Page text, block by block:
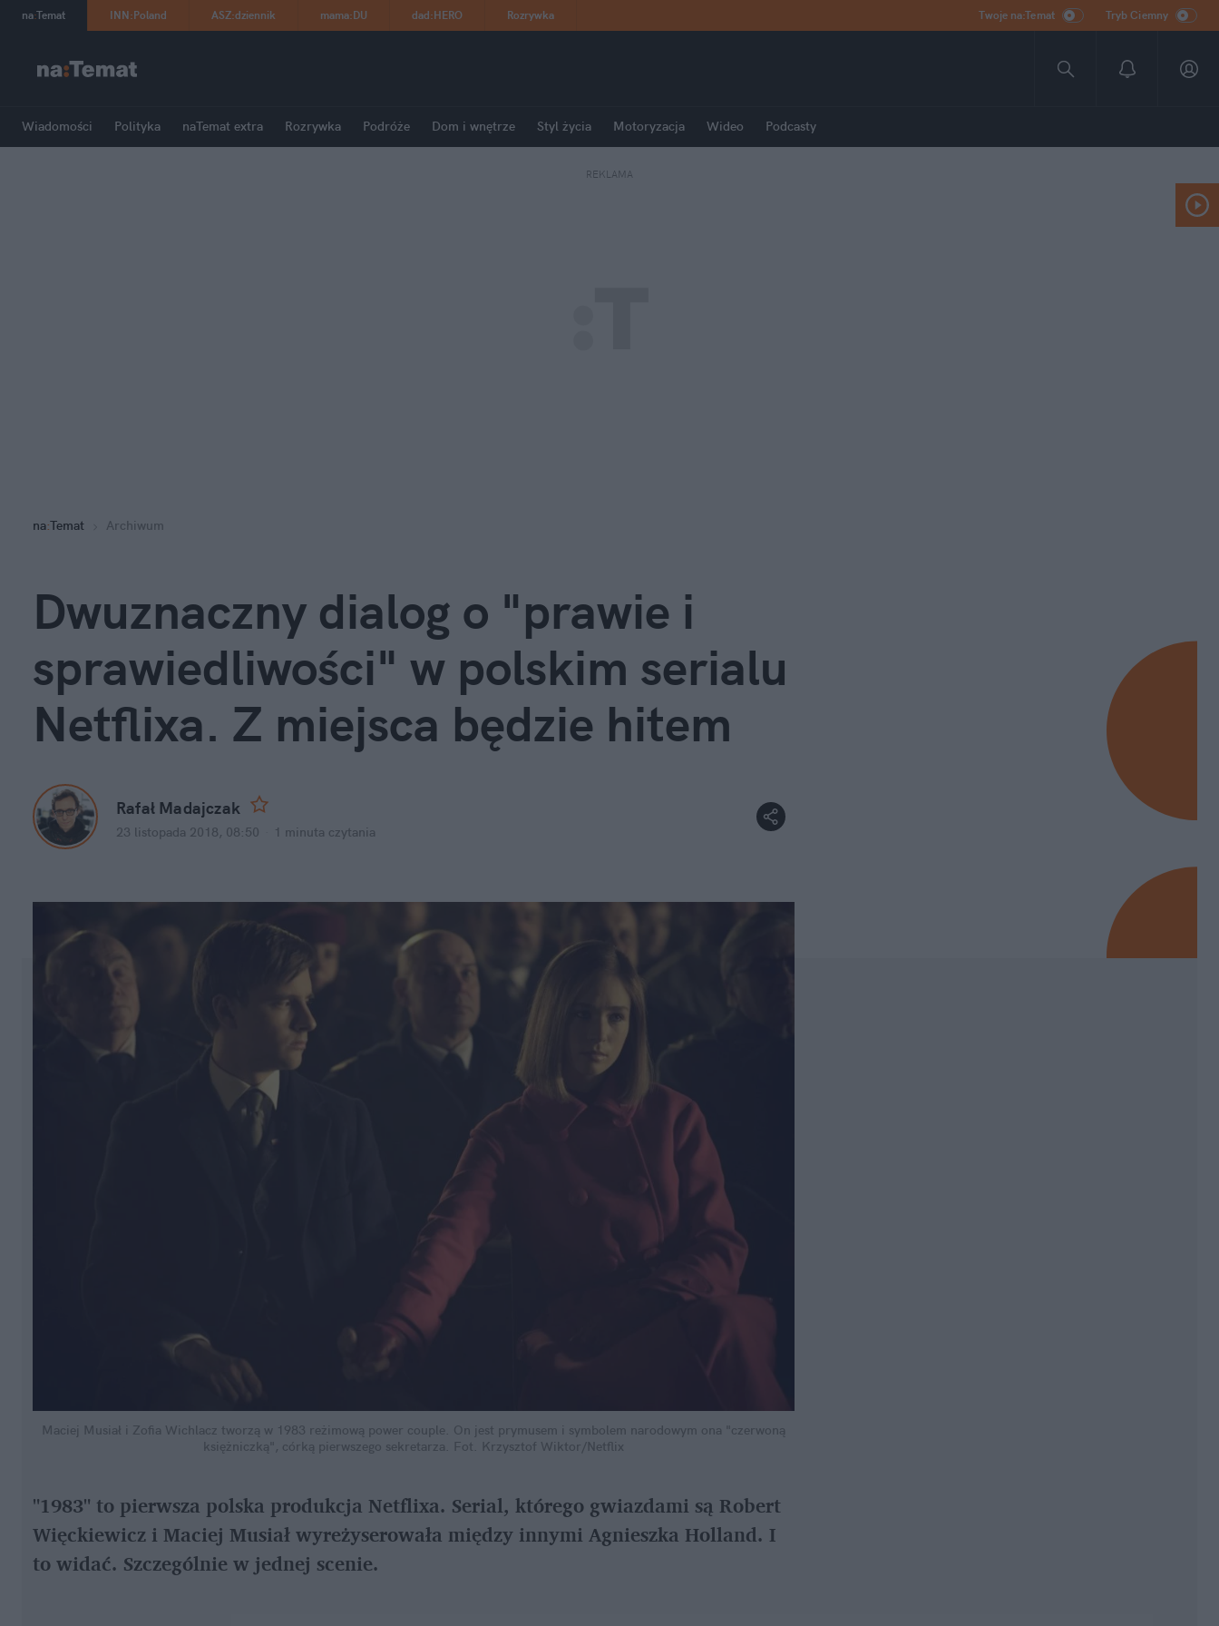
na:Temat INN:Poland ASZ:dziennik mama:DU dad:HERO Rozrywka Twoje na:Temat Tryb Ciemny
Wiadomości Polityka naTemat extra Rozrywka Podróże Dom i wnętrze Styl życia Motoryzacja Wideo Podcasty
REKLAMA
na:Temat Archiwum
Dwuznaczny dialog o "prawie i
sprawiedliwości" w polskim serialu
Netflixa. Z miejsca będzie hitem
Rafał Madajczak
23 listopada 2018, 08:50 1 minuta czytania
Maciej Musiał i Zofia Wichlacz tworzą w 1983 reżimową power couple. On jest prymusem i symbolem narodowym ona "czerwoną
księżniczką", córką pierwszego sekretarza. Fot. Krzysztof Wiktor/Netflix
"1983" to pierwsza polska produkcja Netflixa. Serial, którego gwiazdami są Robert
Więckiewicz i Maciej Musiał wyreżyserowała między innymi Agnieszka Holland. I
to widać. Szczególnie w jednej scenie.